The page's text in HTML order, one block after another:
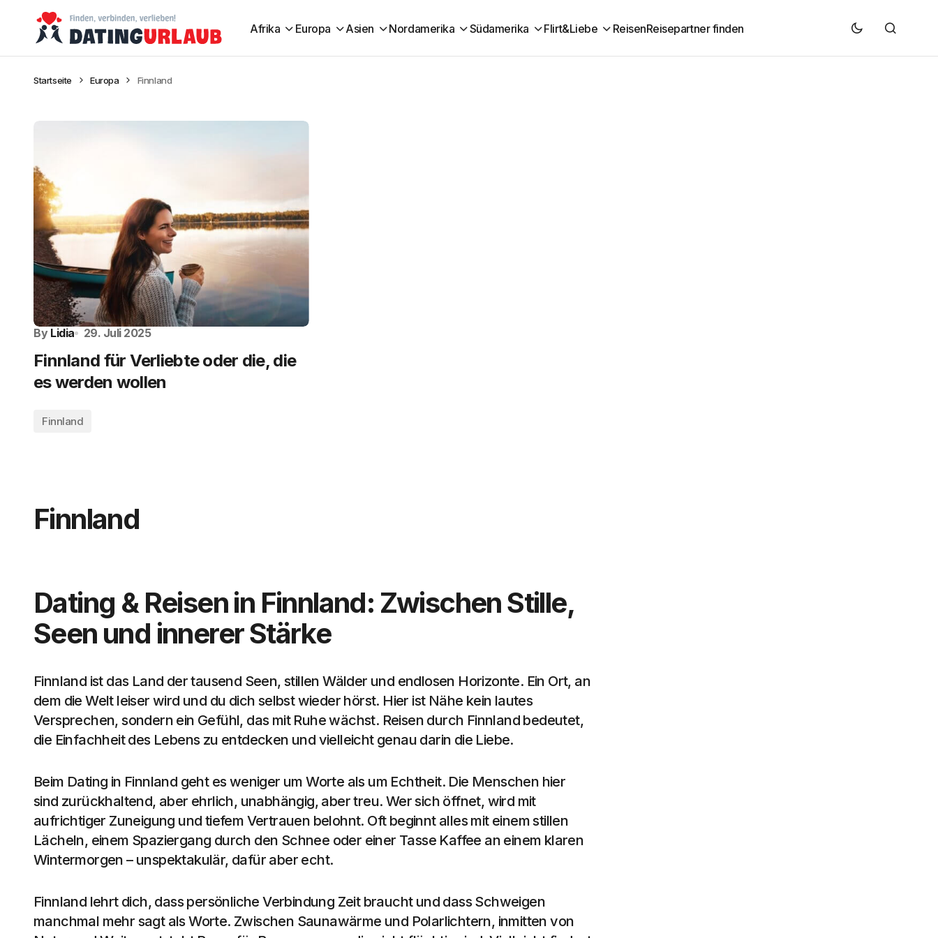
Afrika Europa Asien Nordamerika Südamerika Flirt&Liebe ReisenReisepartner finden
Startseite Europa Finnland
By Lidia 29. Juli 2025
Finnland für Verliebte oder die, die
es werden wollen
Finnland
Finnland
Dating & Reisen in Finnland: Zwischen Stille,
Seen und innerer Stärke
Finnland ist das Land der tausend Seen, stillen Wälder und endlosen Horizonte. Ein Ort, an
dem die Welt leiser wird und du dich selbst wieder hörst. Hier ist Nähe kein lautes
Versprechen, sondern ein Gefühl, das mit Ruhe wächst. Reisen durch Finnland bedeutet,
die Einfachheit des Lebens zu entdecken und vielleicht genau darin die Liebe.
Beim Dating in Finnland geht es weniger um Worte als um Echtheit. Die Menschen hier
sind zurückhaltend, aber ehrlich, unabhängig, aber treu. Wer sich öffnet, wird mit
aufrichtiger Zuneigung und tiefem Vertrauen belohnt. Oft beginnt alles mit einem stillen
Lächeln, einem Spaziergang durch den Schnee oder einer Tasse Kaffee an einem klaren
Wintermorgen – unspektakulär, dafür aber echt.
Finnland lehrt dich, dass persönliche Verbindung Zeit braucht und dass Schweigen
manchmal mehr sagt als Worte. Zwischen Saunawärme und Polarlichtern, inmitten von